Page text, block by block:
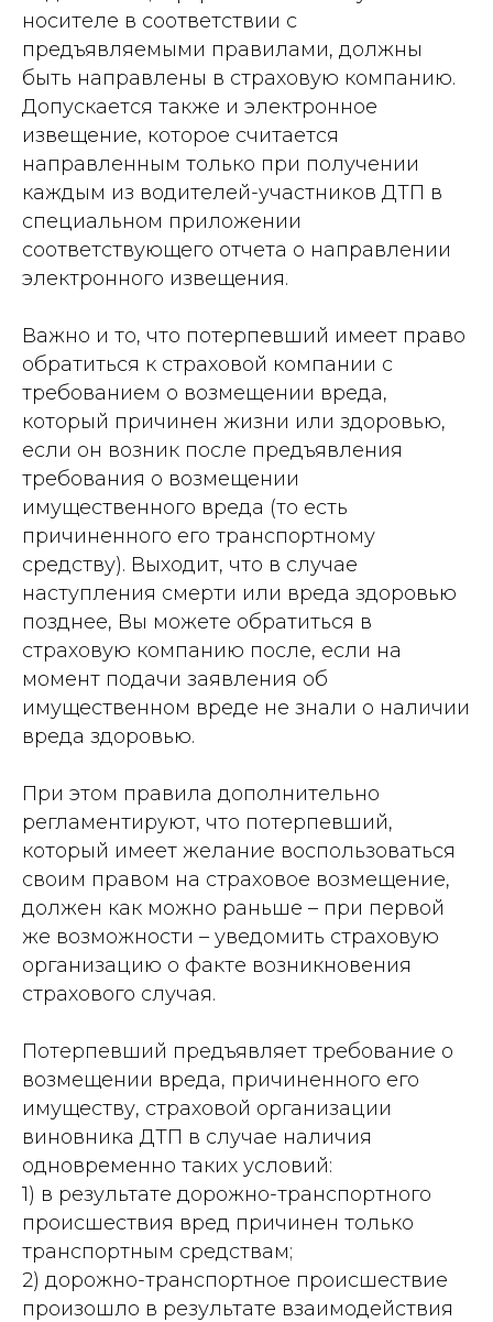
носителе в соответствии с
предъявляемыми правилами, должны
быть направлены в страховую компанию.
Допускается также и электронное
извещение, которое считается
направленным только при получении
каждым из водителей-участников ДТП в
специальном приложении
соответствующего отчета о направлении
электронного извещения.
Важно и то, что потерпевший имеет право
обратиться к страховой компании с
требованием о возмещении вреда,
который причинен жизни или здоровью,
если он возник после предъявления
требования о возмещении
имущественного вреда (то есть
причиненного его транспортному
средству). Выходит, что в случае
наступления смерти или вреда здоровью
позднее, Вы можете обратиться в
страховую компанию после, если на
момент подачи заявления об
имущественном вреде не знали о наличии
вреда здоровью.
При этом правила дополнительно
регламентируют, что потерпевший,
который имеет желание воспользоваться
своим правом на страховое возмещение,
должен как можно раньше – при первой
же возможности – уведомить страховую
организацию о факте возникновения
страхового случая.
Потерпевший предъявляет требование о
возмещении вреда, причиненного его
имуществу, страховой организации
виновника ДТП в случае наличия
одновременно таких условий:
1) в результате дорожно-транспортного
происшествия вред причинен только
транспортным средствам;
2) дорожно-транспортное происшествие
произошло в результате взаимодействия